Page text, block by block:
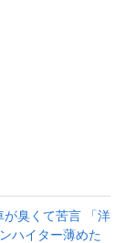
が臭くて苦言 「洋
ハイター薄めた